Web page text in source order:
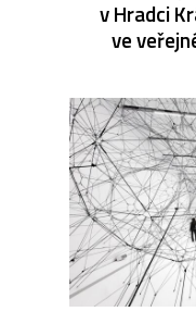
v Hradci
ve